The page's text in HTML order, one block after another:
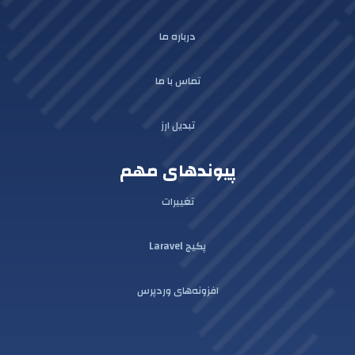
درباره ما
تماس با ما
تبدیل ارز
پیوندهای مهم
تغییرات
پکیج Laravel
افزونه‌های وردپرس